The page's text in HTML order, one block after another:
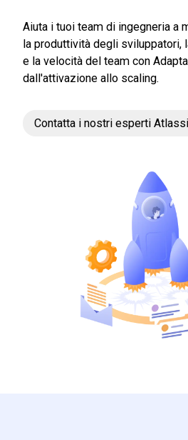
Aiuta i tuoi team di ingegneria a
la produttività degli sviluppatori,
e la velocità del team con
dall'attivazione allo scaling.
Contatta i nostri esperti